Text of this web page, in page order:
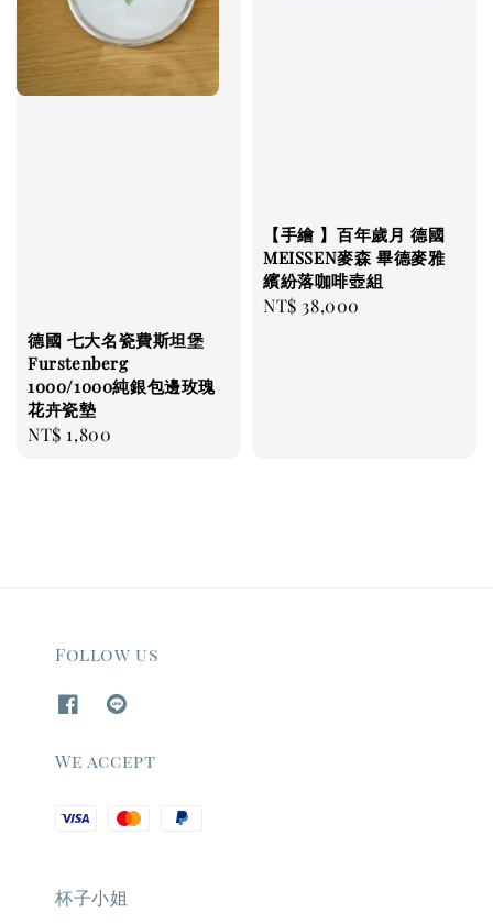
德國 七大名瓷費斯坦堡
Furstenberg
1000/1000純銀包邊玫瑰
花卉瓷墊
Regular
NT$ 1,800
【手繪 】百年歲月 德國
MEISSEN麥森 畢德麥雅
繽紛落咖啡壺組
Regular
NT$ 38,000
Follow us
We accept
杯子小姐